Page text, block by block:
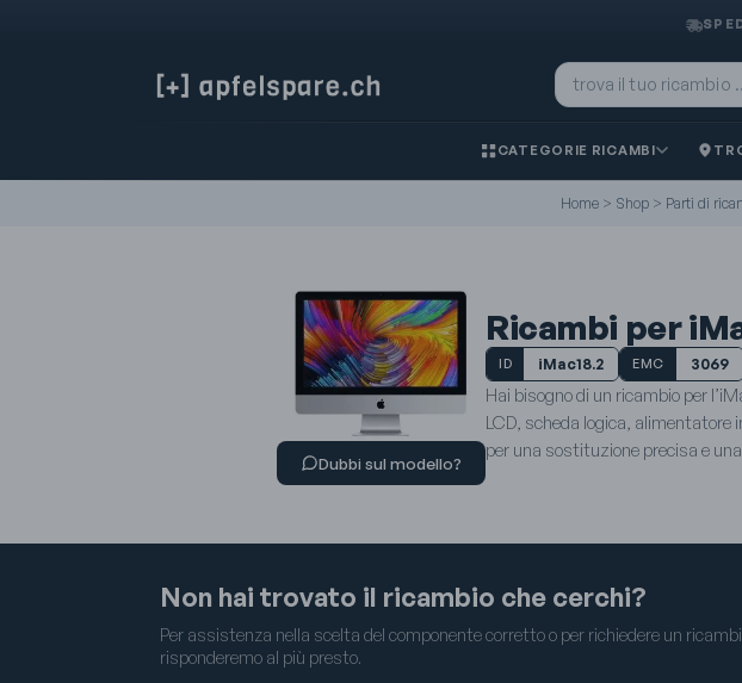
CATEGORIE RICAMBI
Home > Shop > Parti di
Dubbi sul modello?
Ricambi per
ID iMac18.2 EMC 3069
Hai bisogno di un ricambio per
LCD, scheda logica, alimentatore
per una sostituzione precisa e
Non hai trovato il ricambio che cerchi?
Per assistenza nella scelta del componente corretto o per richiedere un
risponderemo al più presto.